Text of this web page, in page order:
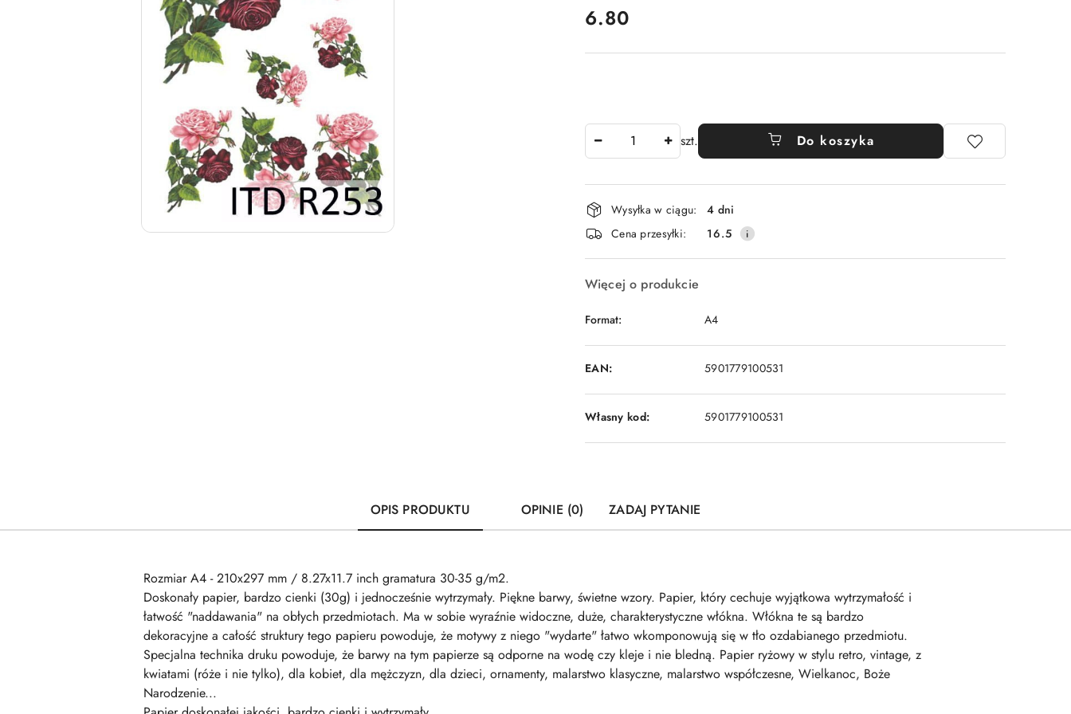
cena:
6.80
szt. Do koszyka
Dostępność
i
dostawa
Wysyłka w ciągu:
4 dni
Cena przesyłki:
16.5
Więcej o produkcie
Format: A4
EAN: 5901779100531
Własny kod: 5901779100531
OPIS PRODUKTU OPINIE (0) ZADAJ PYTANIE
Rozmiar A4 - 210x297 mm / 8.27x11.7 inch gramatura 30-35 g/m2.
Doskonały papier, bardzo cienki (30g) i jednocześnie wytrzymały. Piękne barwy, świetne wzory. Papier, który cechuje wyjątkowa wytrzymałość i
łatwość "naddawania" na obłych przedmiotach. Ma w sobie wyraźnie widoczne, duże, charakterystyczne włókna. Włókna te są bardzo
dekoracyjne a całość struktury tego papieru powoduje, że motywy z niego "wydarte" łatwo wkomponowują się w tło ozdabianego przedmiotu.
Specjalna technika druku powoduje, że barwy na tym papierze są odporne na wodę czy kleje i nie bledną. Papier ryżowy w stylu retro, vintage, z
kwiatami (róże i nie tylko), dla kobiet, dla mężczyzn, dla dzieci, ornamenty, malarstwo klasyczne, malarstwo współczesne, Wielkanoc, Boże
Narodzenie...